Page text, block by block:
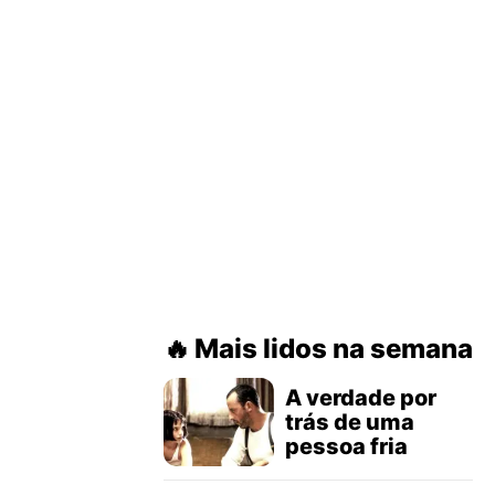
Mais lidos na semana
A verdade por
trás de uma
pessoa fria